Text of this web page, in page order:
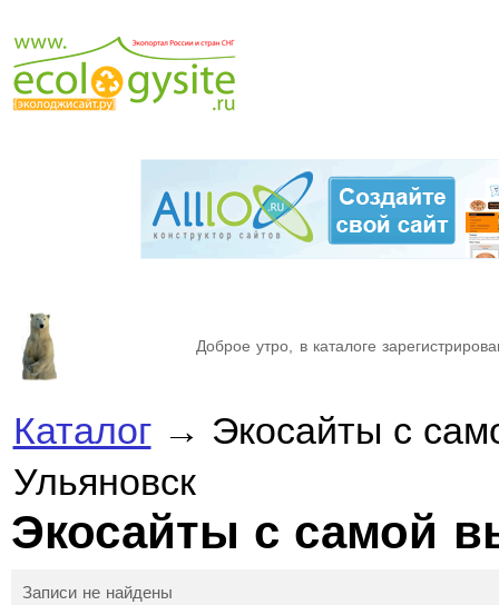
Доброе утро, в каталоге
Каталог→ Экосайты с
Ульяновск
Экосайты с самой
Записи не найдены